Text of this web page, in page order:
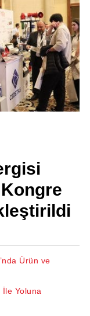
Ürün ve
İle Yoluna